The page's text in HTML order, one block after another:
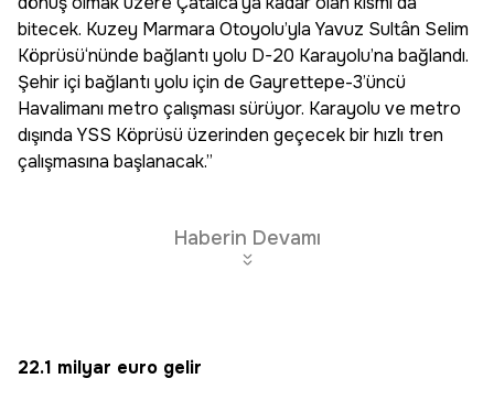
bitecek. Kuzey Marmara Otoyolu’yla Yavuz Sultân Selim
Köprüsü‘nünde bağlantı yolu D-20 Karayolu’na bağlandı.
Şehir içi bağlantı yolu için de Gayrettepe-3’üncü
Havalimanı metro çalışması sürüyor. Karayolu ve metro
dışında YSS Köprüsü üzerinden geçecek bir hızlı tren
çalışmasına başlanacak.”
Haberin Devamı
22.1 milyar euro gelir